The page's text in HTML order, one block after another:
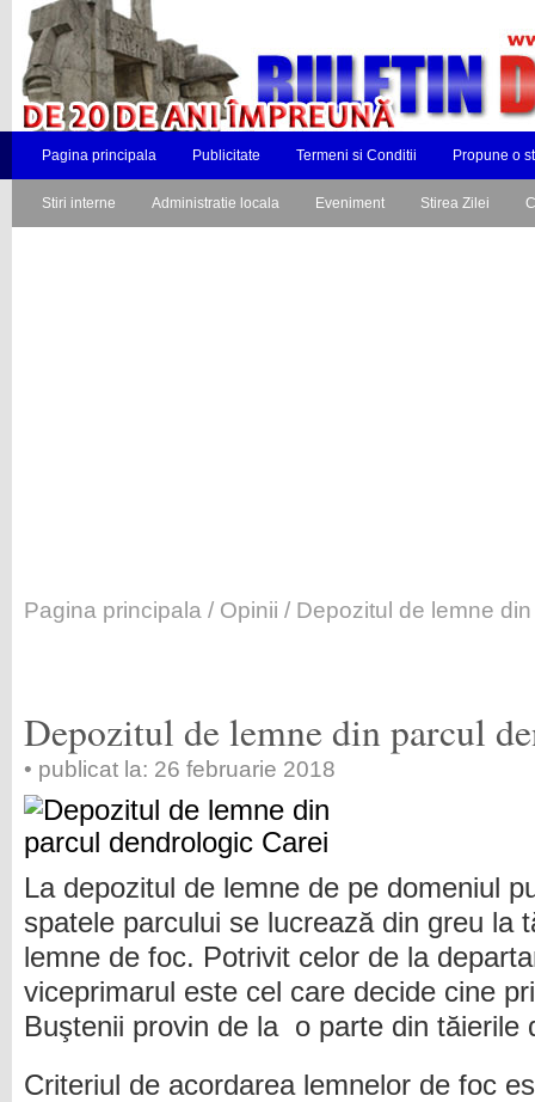
Pagina principala Publicitate Termeni si Conditii Propune o
Stiri interne Administratie locala Eveniment Stirea Zilei
Pagina principala / Opinii / Depozitul de lemne
Depozitul de lemne din parcul
• publicat la: 26 februarie 2018
La depozitul de lemne de pe domeniul
spatele parcului se lucrează din greu la
lemne de foc. Potrivit celor de la
viceprimarul este cel care decide cine
Buştenii provin de la o parte din tăierile
Criteriul de acordarea lemnelor de foc